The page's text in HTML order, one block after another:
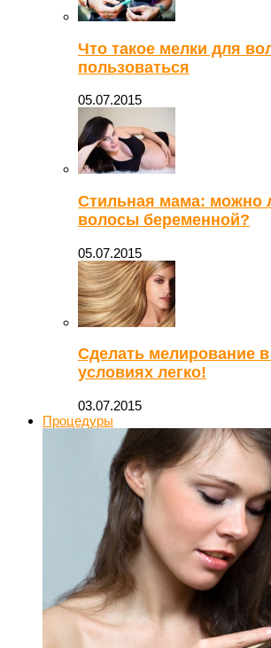
Что такое мелки для
пользоваться
05.07.2015
Стильная мама: можно
волосы беременной?
05.07.2015
Сделать мелирование
условиях легко!
03.07.2015
Процедуры